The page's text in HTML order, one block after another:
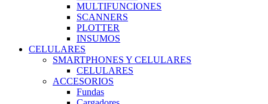
MULTIFUNCIONES
SCANNERS
PLOTTER
INSUMOS
CELULARES
SMARTPHONES Y CELULARES
CELULARES
ACCESORIOS
Fundas